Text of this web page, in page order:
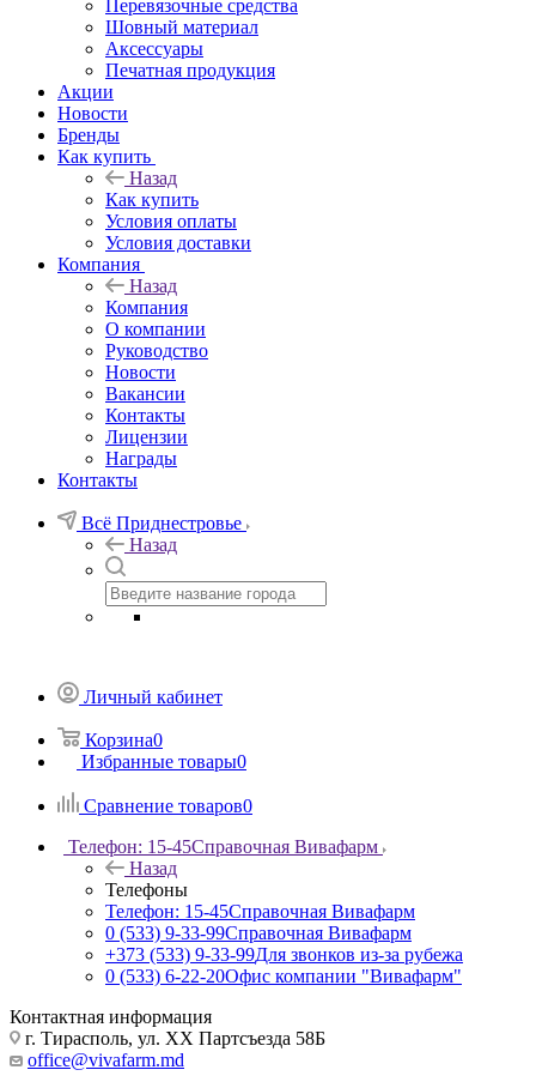
Перевязочные средства
Шовный материал
Аксессуары
Печатная продукция
Акции
Новости
Бренды
Как купить
Назад
Как купить
Условия оплаты
Условия доставки
Компания
Назад
Компания
О компании
Руководство
Новости
Вакансии
Контакты
Лицензии
Награды
Контакты
Всё Приднестровье
Назад
Личный кабинет
Корзина0
Избранные товары0
Сравнение товаров0
Телефон: 15-45Справочная Вивафарм
Назад
Телефоны
Телефон: 15-45Справочная Вивафарм
0 (533) 9-33-99Справочная Вивафарм
+373 (533) 9-33-99Для звонков из-за рубежа
0 (533) 6-22-20Офис компании "Вивафарм"
Контактная информация
г. Тирасполь, ул. ХХ Партсъезда 58Б
office@vivafarm.md